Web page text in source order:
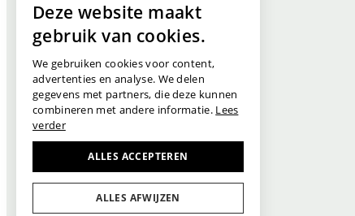
Deze website maakt
gebruik van cookies.
We gebruiken cookies voor content,
advertenties en analyse. We delen
gegevens met partners, die deze kunnen
combineren met andere informatie. Lees
verder
ALLES ACCEPTEREN
ALLES AFWIJZEN